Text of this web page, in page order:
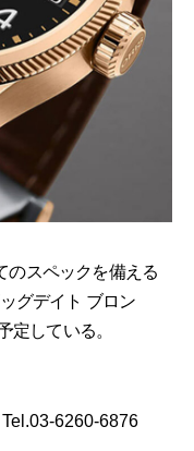
スペックを備える
グデイト ブロン
定している。
6260-6876